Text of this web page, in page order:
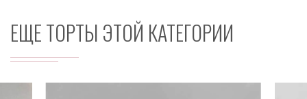
ЕЩЕ ТОРТЫ ЭТОЙ КАТЕГОРИИ